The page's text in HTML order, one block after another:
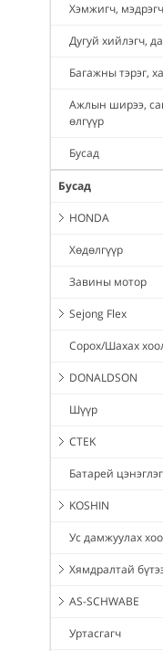
Хэмжигч,
Дугуй хийлэгч,
Багажны тэрэг,
Ажлын ширээ,
өлгүүр
Бусад
Бусад
HONDA
Хөдөлгүүр
Завины мотор
Sejong Flex
Сорох/Шахах
DONALDSON
Шүүр
CTEK
Батарей
KOSHIN
Ус дамжуулах
Хямдралтай
AS-SCHWABE
Уртасгагч